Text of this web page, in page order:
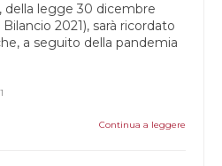
della legge 30 dicembre
2021), sarà ricordato
a seguito della pandemia
Continua a leggere